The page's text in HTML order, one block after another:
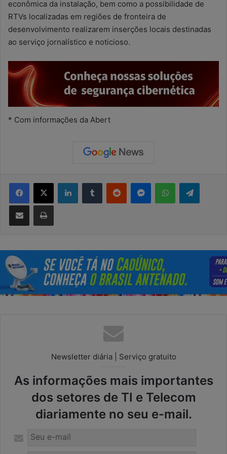
econômica da instalação, bem como a possibilidade de
RTVs localizadas em regiões de fronteira de
desenvolvimento realizarem inserções locais destinadas
ao serviço jornalístico e noticioso.
* Com informações da Abert
Newsletter diária | Serviço gratuito
As informações mais importantes
dos setores de TI e Telecom
diariamente no seu e-mail.